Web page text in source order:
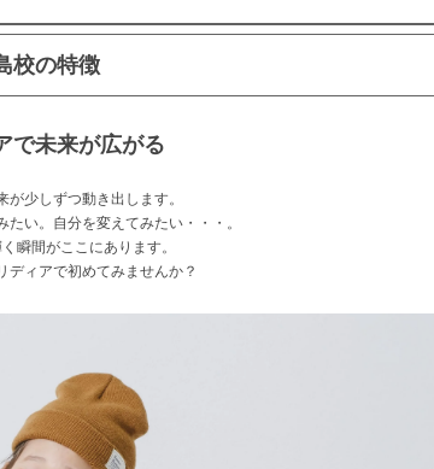
校の特徴
で未来が広がる
が少しずつ動き出します。
い。 自分を変えてみたい・・・。
瞬間がここにあります。
ディアで初めてみませんか？